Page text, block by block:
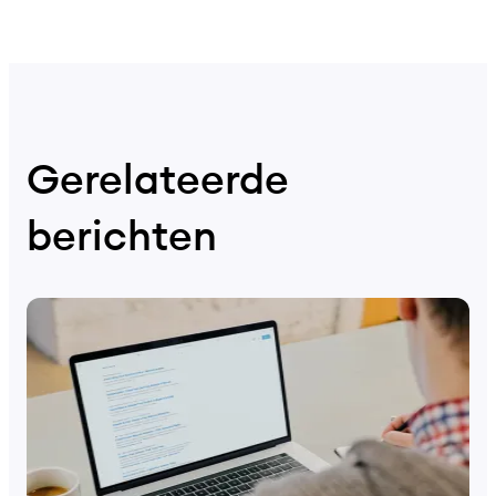
Gerelateerde
berichten